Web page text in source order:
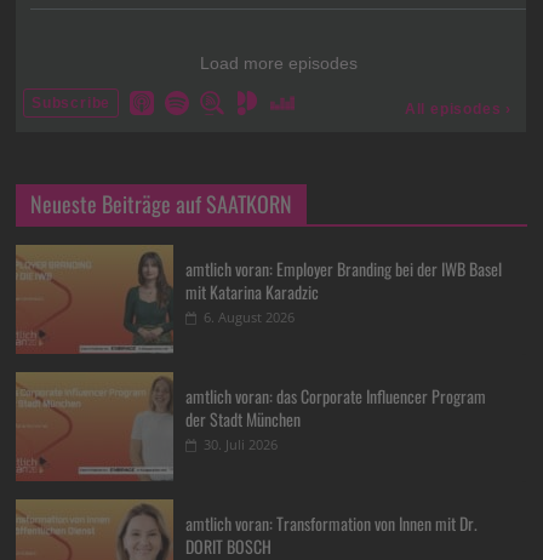
Neueste Beiträge auf SAATKORN
amtlich voran: Employer Branding bei der IWB Basel
mit Katarina Karadzic
6. August 2026
amtlich voran: das Corporate Influencer Program
der Stadt München
30. Juli 2026
amtlich voran: Transformation von Innen mit Dr.
DORIT BOSCH